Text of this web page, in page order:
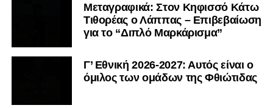
Μεταγραφικά: Στον Κηφισσό Κάτω
Τιθορέας ο Λάππας – Επιβεβαίωση
για το “Διπλό Μαρκάρισμα”
Γ’ Εθνική 2026-2027: Αυτός είναι ο
όμιλος των ομάδων της Φθιώτιδας